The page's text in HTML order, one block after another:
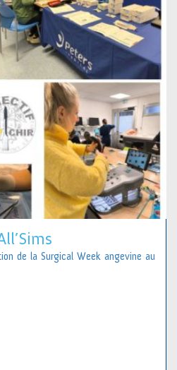
de la Surgical Week angevine au